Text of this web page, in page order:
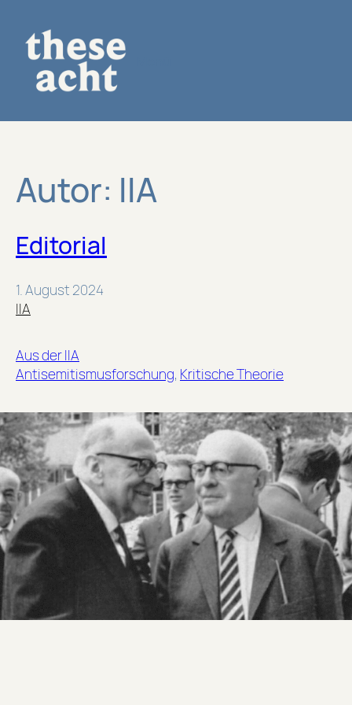
Inhalt
wechseln
Autor: IIA
Editorial
1. August 2024
IIA
Aus der IIA
Antisemitismusforschung, Kritische Theorie